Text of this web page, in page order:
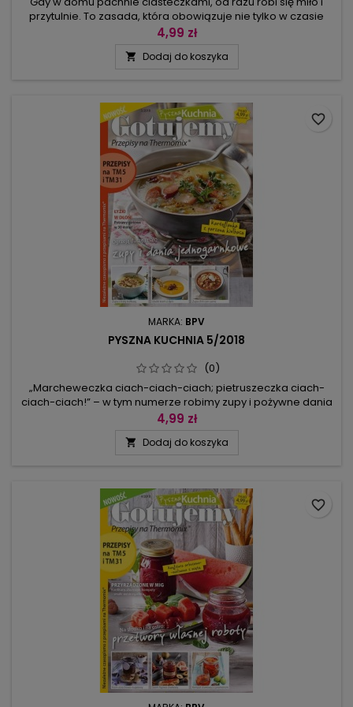
przytulnie. To zasada, która obowiązuje nie tylko w czasie
świąt, więc zeszyt z przepisami na małe wypieki przyda się
orzechowo-nugatowe, ciasteczka migdałowe czy waniliowe
4,99 zł
 Dodaj do koszyka
MARKA: BPV
PYSZNA KUCHNIA 5/2018
(0)
„Marcheweczka ciach-ciach-ciach; pietruszeczka ciach-
ciach-ciach!” – w tym numerze robimy zupy i pożywne dania
jednogarnkowe! Mamy przepisy na rozgrzewającą
carne. Są też zdrowe i pożywne dania: kapuśniak na winie,
4,99 zł
 Dodaj do koszyka
favorite_border
favorite_border